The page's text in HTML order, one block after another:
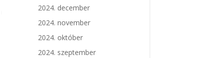
2024. december
2024. november
2024. október
2024. szeptember